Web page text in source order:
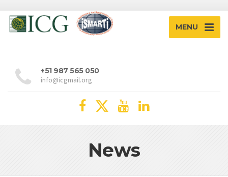
MENU
+51 987 565 050
info@icgmail.org
News